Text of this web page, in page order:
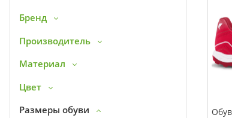
Бренд
Производитель
Материал
Цвет
Размеры обуви